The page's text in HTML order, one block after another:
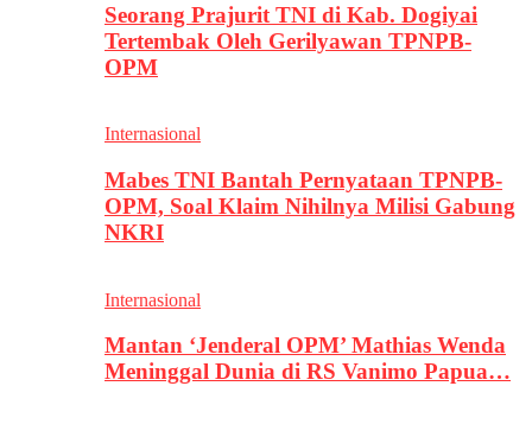
Seorang Prajurit TNI di Kab. Dogiyai
Tertembak Oleh Gerilyawan TPNPB-
OPM
Internasional
Mabes TNI Bantah Pernyataan TPNPB-
OPM, Soal Klaim Nihilnya Milisi Gabung
NKRI
Internasional
Mantan ‘Jenderal OPM’ Mathias Wenda
Meninggal Dunia di RS Vanimo Papua…